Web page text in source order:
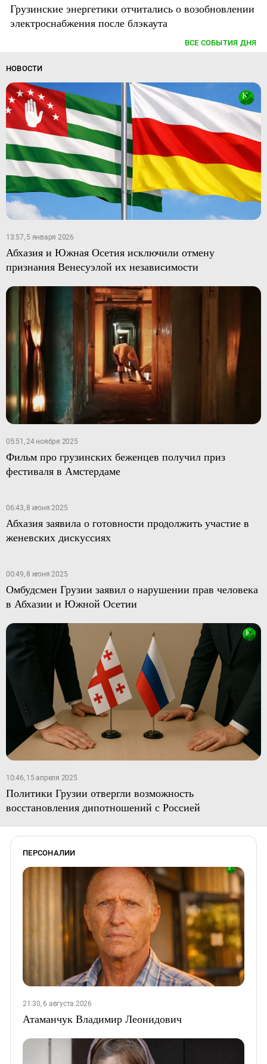
Грузинские энергетики отчитались о возобновлении
электроснабжения после блэкаута
ВСЕ СОБЫТИЯ ДНЯ
НОВОСТИ
13:57, 5 января 2026
Абхазия и Южная Осетия исключили отмену
признания Венесуэлой их независимости
05:51, 24 ноября 2025
Фильм про грузинских беженцев получил приз
фестиваля в Амстердаме
06:43, 8 июня 2025
Абхазия заявила о готовности продолжить участие в
женевских дискуссиях
00:49, 8 июня 2025
Омбудсмен Грузии заявил о нарушении прав человека
в Абхазии и Южной Осетии
10:46, 15 апреля 2025
Политики Грузии отвергли возможность
восстановления дипотношений с Россией
ПЕРСОНАЛИИ
21:30, 6 августа 2026
Атаманчук Владимир Леонидович